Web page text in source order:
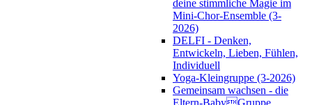
deine stimmliche Magie im
Mini-Chor-Ensemble (3-
2026)
DELFI - Denken,
Entwickeln, Lieben, Fühlen,
Individuell
Yoga-Kleingruppe (3-2026)
Gemeinsam wachsen - die
Eltern-BabyGruppe